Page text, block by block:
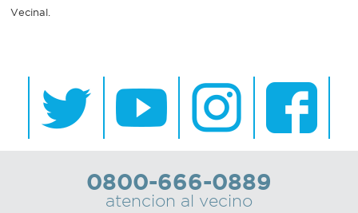
Vecinal.
0800-666-0889
atencion al vecino